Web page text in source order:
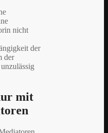
nicht
der
der
mit